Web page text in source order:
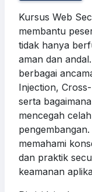
Kursus Web
membantu
tidak hanya
aman dan
berbagai
Injection,
serta
mencegah
memahami
dan praktik
keamanan